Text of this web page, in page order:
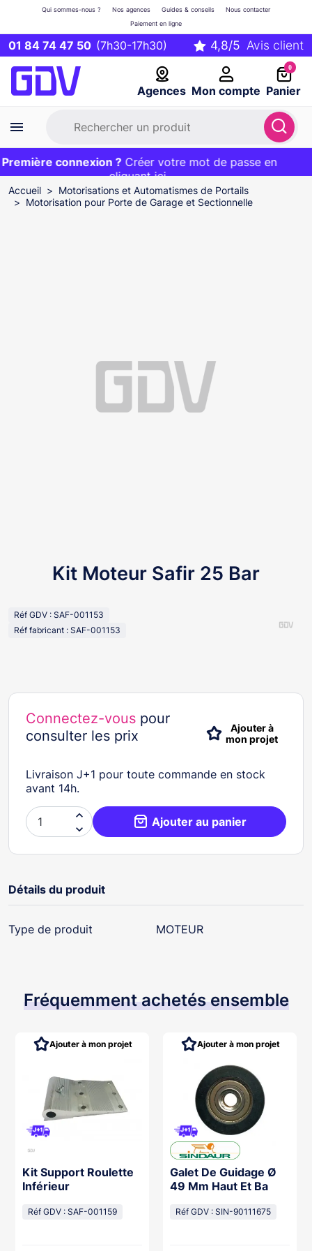
01 84 74 47 50 (7h30-17h30)
Agences Mon compte
Qui sommes-nous ? Nos agences Guides & conseils
Nous contacter
Paiement en ligne
0
Panier
Première commande ?20€ OFFERT sur votre panier
et livraison 24/48h gratuite avec le codeBIENVENUE
connexion ? Créer votre mot de passe en
cliquant ici
EXCLU WEB :
Accueil
Motorisations et Automatismes de Portails
Motorisation pour Porte de Garage et Sectionnelle
Kit Moteur Safir 25 Bar
Réf GDV : SAF-001153
Réf fabricant : SAF-001153
Connectez-vous pour
consulter les prix
Ajouter à
mon projet
Livraison J+1 pour toute commande en stock
avant 14h.

 Ajouter au panier
Détails du produit
Type de produit MOTEUR
Fréquemment achetés ensemble
Kit Support Roulette
Inférieur
Réf GDV : SAF-001159
Ajouter à mon projet
Galet De Guidage Ø
49 Mm Haut Et Ba
Réf GDV : SIN-90111675
Ajouter à mon projet